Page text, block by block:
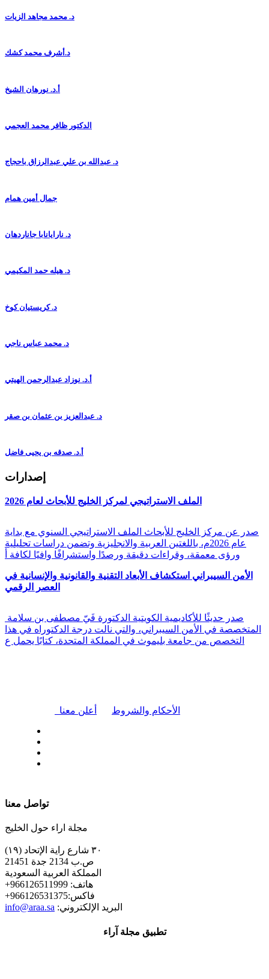
د. محمد مجاهد الزيات
د.أشرف محمد كشك
أ.د. نورهان الشيخ
الدكتور ظافر محمد العجمي
د. عبدالله بن علي عبدالرزاق باحجاج
جمال أمين همام
د. نارايانابا جاناردهان
د. هيله حمد المكيمي
د. كريستيان كوخ
د. محمد عباس ناجي
أ.د. نوزاد عبدالرحمن الهيتي
د. عبدالعزيز بن عثمان بن صقر
أ.د. صدقه بن يحيى فاضل
إصدارات
الملف الاستراتيجي لمركز الخليج للأبحاث لعام 2026
صدر عن مركز الخليج للأبحاث الملف الاستراتيجي السنوي مع بداية
عام 2026م، باللغتين العربية والانجليزية وتضمن دراسات تحليلية
ورؤى معمقة، وقراءات دقيقة ورصدًا واستشرافًا وافيًا لكافة أ
الأمن السيبراني استكشاف الأبعاد التقنية والقانونية والإنسانية في
العصر الرقمي
المتخصصة في الأمن السيبراني، والتي نالت درجة الدكتوراه في هذا
التخصص من جامعة بليموث في المملكة المتحدة، كتابًا يحمل ع
أعلن معنا الأحكام والشروط
تواصل معنا
مجلة اراء حول الخليج
٣٠ شارع راية الإتحاد (١٩)
ص.ب 2134 جدة 21451
المملكة العربية السعودية
+هاتف: 966126511999
+فاكس:966126531375
info@araa.sa :البريد الإلكتروني
تطبيق مجلة آراء